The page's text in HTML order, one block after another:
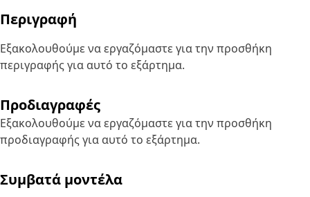
Περιγραφή
Εξακολουθούμε να εργαζόμαστε για την προσθήκη
περιγραφής για αυτό το εξάρτημα.
Προδιαγραφές
Εξακολουθούμε να εργαζόμαστε για την προσθήκη
προδιαγραφής για αυτό το εξάρτημα.
Συμβατά μοντέλα